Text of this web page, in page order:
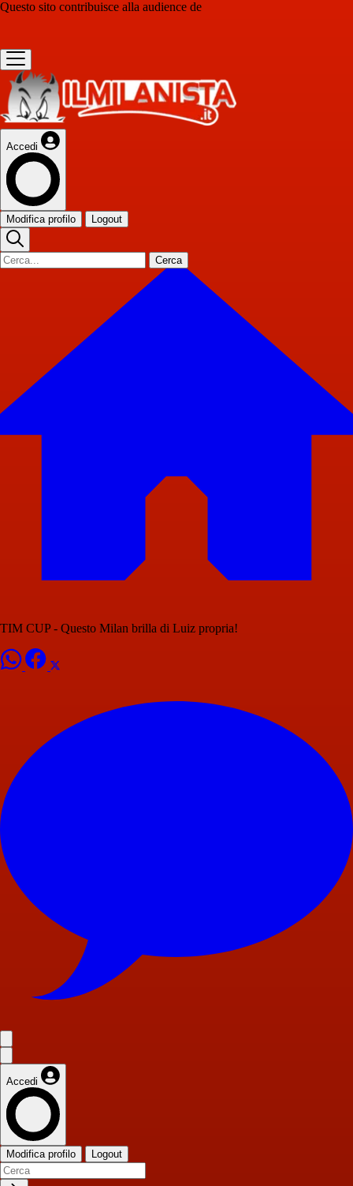
Questo sito contribuisce alla audience de
Accedi
Modifica profilo Logout
Cerca
TIM CUP - Questo Milan brilla di Luiz propria!
Accedi
Modifica profilo Logout